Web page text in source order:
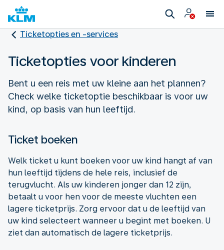
Ticketopties en -services
Ticketopties voor kinderen
Bent u een reis met uw kleine aan het plannen?
Check welke ticketoptie beschikbaar is voor uw
kind, op basis van hun leeftijd.
Ticket boeken
Welk ticket u kunt boeken voor uw kind hangt af van
hun leeftijd tijdens de hele reis, inclusief de
terugvlucht. Als uw kinderen jonger dan 12 zijn,
betaalt u voor hen voor de meeste vluchten een
lagere ticketprijs. Zorg ervoor dat u de leeftijd van
uw kind selecteert wanneer u begint met boeken. U
ziet dan automatisch de lagere ticketprijs.